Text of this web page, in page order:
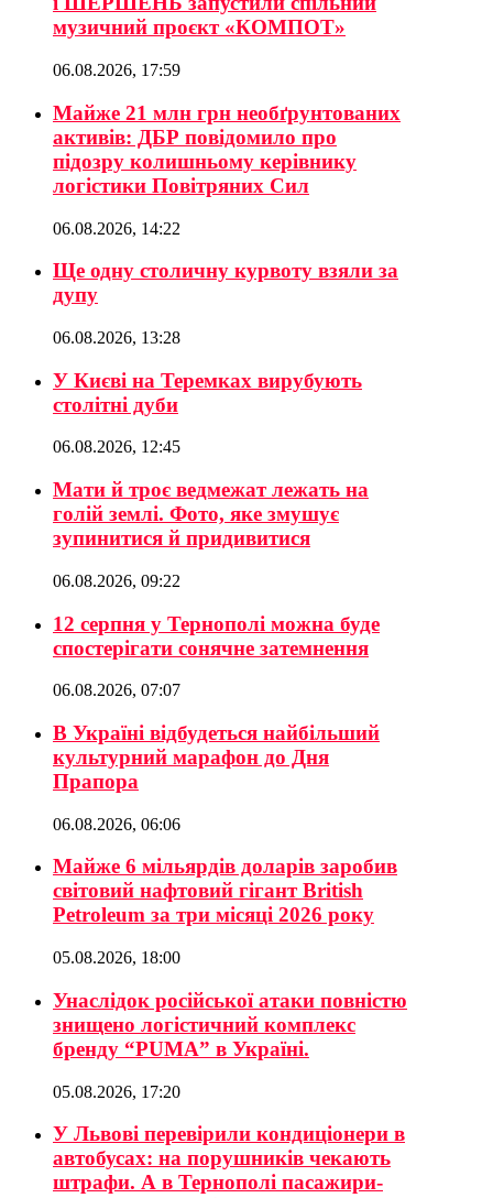
музичний проєкт «КОМПОТ»
06.08.2026, 17:59
Майже 21 млн грн необґрунтованих
активів: ДБР повідомило про
підозру колишньому керівнику
логістики Повітряних Сил
06.08.2026, 14:22
Ще одну столичну курвоту взяли за
дупу
06.08.2026, 13:28
У Києві на Теремках вирубують
столітні дуби
06.08.2026, 12:45
Мати й троє ведмежат лежать на
голій землі. Фото, яке змушує
зупинитися й придивитися
06.08.2026, 09:22
12 серпня у Тернополі можна буде
спостерігати сонячне затемнення
06.08.2026, 07:07
В Україні відбудеться найбільший
культурний марафон до Дня
Прапора
06.08.2026, 06:06
Майже 6 мільярдів доларів заробив
світовий нафтовий гігант British
Petroleum за три місяці 2026 року
05.08.2026, 18:00
Унаслідок російської атаки повністю
знищено логістичний комплекс
бренду “PUMA” в Україні.
05.08.2026, 17:20
У Львові перевірили кондиціонери в
автобусах: на порушників чекають
штрафи. А в Тернополі пасажири-